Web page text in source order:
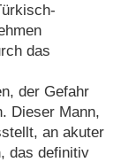
das
der Gefahr
Dieser Mann,
an akuter
das definitiv